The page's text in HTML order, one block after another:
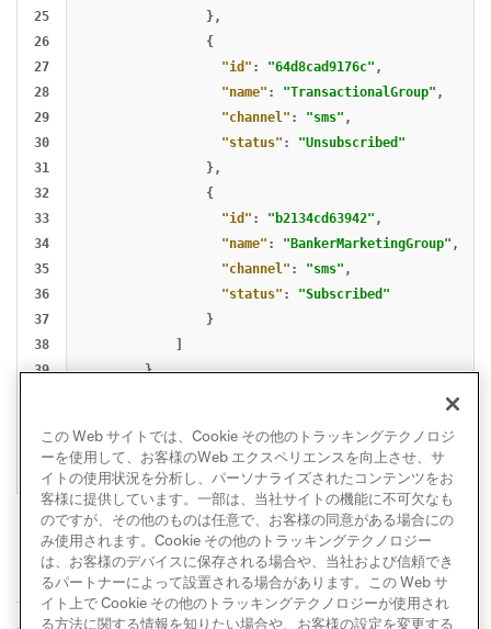
25
26
27
28
29
30
31
32
33
34
35
36
37
38
39
42
},
{
"id" : "64d8cad9176c" ,
"name" : "TransactionalGroup" ,
"channel" : "sms" ,
"status" :
"Unsubscribed"
},
{
"id" : "b2134cd63942" ,
"name" : "BankerMarketingGroup" ,
"channel" : "sms" ,
"status" :
"Subscribed"
}
]
}
"message"
"success"
}
この Web サイトでは、Cookie その他のトラッキングテクノロジ
ーを使用して、お客様のWeb エクスペリエンスを向上させ、サ
イトの使用状況を分析し、パーソナライズされたコンテンツをお
客様に提供しています。一部は、当社サイトの機能に不可欠なも
のですが、その他のものは任意で、お客様の同意がある場合にの
み使用されます。Cookie その他のトラッキングテクノロジー
は、お客様のデバイスに保存される場合や、当社および信頼でき
るパートナーによって設置される場合があります。この Web サ
イト上で Cookie その他のトラッキングテクノロジーが使用され
る方法に関する情報を知りたい場合や、お客様の設定を変更する